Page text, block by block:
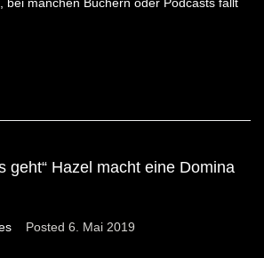
geht“ Hazel macht eine Domina
Posted 6. Mai 2019